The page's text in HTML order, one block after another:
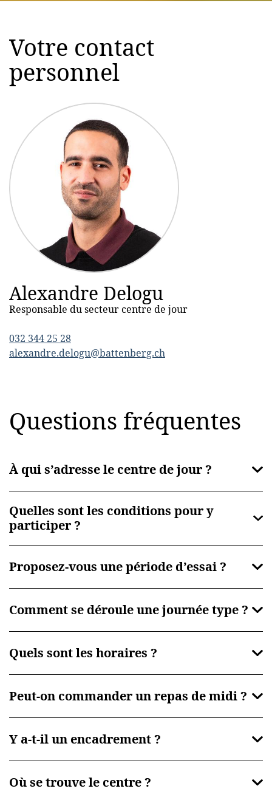
Votre contact
personnel
Alexandre Delogu
Responsable du secteur centre de jour
032 344 25 28
alexandre.delogu@battenberg.ch
Questions fréquentes
À qui s’adresse le centre de jour ?
Quelles sont les conditions pour y
participer ?
Proposez-vous une période d’essai ?
Comment se déroule une journée type ?
Quels sont les horaires ?
Peut-on commander un repas de midi ?
Y a-t-il un encadrement ?
Où se trouve le centre ?